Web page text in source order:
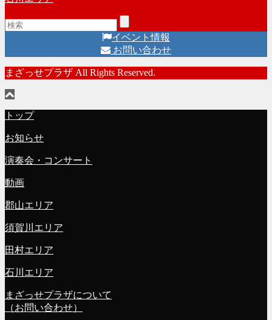
イベント情報
お問い合わせ
まざっせプラザ All Rights Reserved.
トップ
お知らせ
演奏会・コンサート
動画
郡山エリア
須賀川エリア
田村エリア
石川エリア
まざっせプラザについて
（お問い合わせ）